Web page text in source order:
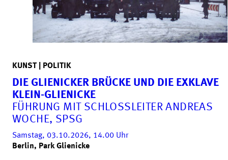
KUNST | POLITIK
DIE GLIENICKER BRÜCKE UND DIE EXKLAVE
KLEIN-GLIENICKE
FÜHRUNG MIT SCHLOSSLEITER ANDREAS
WOCHE, SPSG
Samstag, 03.10.2026, 14.00 Uhr
Berlin, Park Glienicke